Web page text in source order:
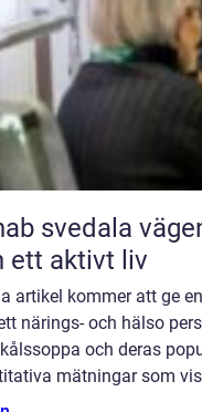
vägen tillbaka till vardag, arbete
ett aktivt liv
artikel kommer att ge
närings- och hälso
och deras
mätningar som